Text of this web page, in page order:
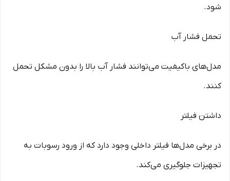
شود.
تحمل فشار آب
مدل‌های باکیفیت می‌توانند فشار آب بالا را بدون مشکل تحمل
کنند.
داشتن فیلتر
در برخی مدل‌ها فیلتر داخلی وجود دارد که از ورود رسوبات به
تجهیزات جلوگیری می‌کند.